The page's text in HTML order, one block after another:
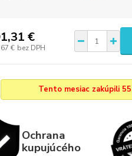
€
€ bez DPH
Tento mesiac zakúpili
Ochrana
kupujúcého